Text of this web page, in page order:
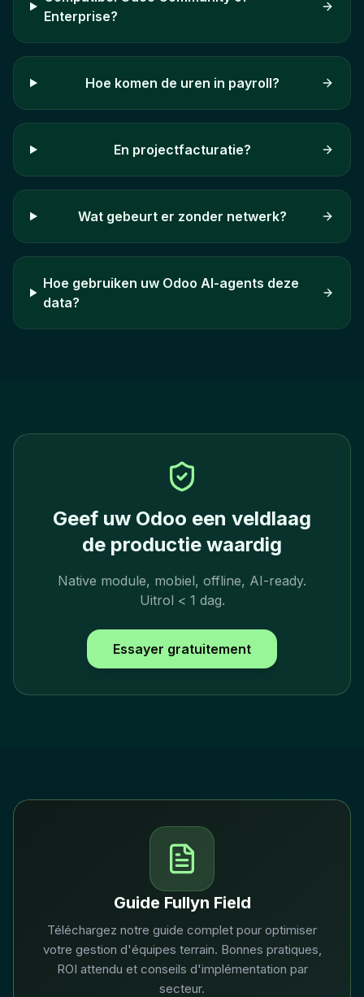
Enterprise?
Hoe komen de uren in payroll?
En projectfacturatie?
Wat gebeurt er zonder netwerk?
Hoe gebruiken uw Odoo AI-agents deze
data?
Geef uw Odoo een veldlaag
de productie waardig
Native module, mobiel, offline, AI-ready.
Uitrol < 1 dag.
Essayer gratuitement
Guide Fullyn Field
Téléchargez notre guide complet pour optimiser
votre gestion d'équipes terrain. Bonnes pratiques,
ROI attendu et conseils d'implémentation par
secteur.